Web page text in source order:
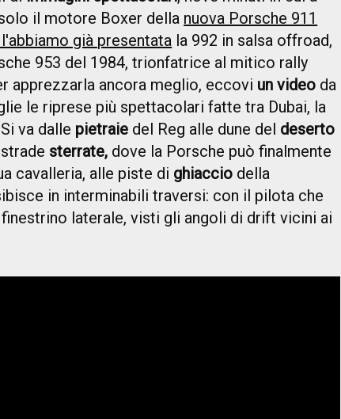
il motore Boxer della nuova Porsche 911
l'abbiamo già presentata la 992 in salsa offroad,
953 del 1984, trionfatrice al mitico rally
apprezzarla ancora meglio, eccovi un video da
le riprese più spettacolari fatte tra Dubai, la
va dalle pietraie del Reg alle dune del deserto
sterrate, dove la Porsche può finalmente
cavalleria, alle piste di ghiaccio della
in interminabili traversi: con il pilota che
finestrino laterale, visti gli angoli di drift vicini ai